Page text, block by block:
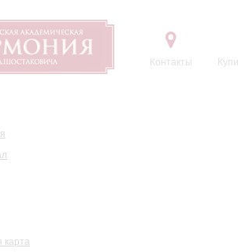
Контакты
карта